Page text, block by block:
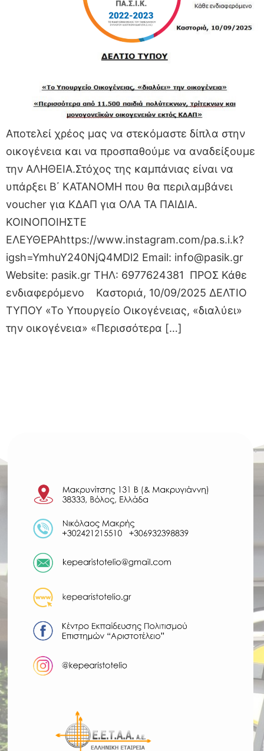
Αποτελεί χρέος μας να στεκόμαστε δίπλα στην
οικογένεια και να προσπαθούμε να αναδείξουμε
την ΑΛΗΘΕΙΑ.Στόχος της καμπάνιας είναι να
υπάρξει Β΄ ΚΑΤΑΝΟΜΗ που θα περιλαμβάνει
voucher για ΚΔΑΠ για ΟΛΑ ΤΑ ΠΑΙΔΙΑ.
ΚΟΙΝΟΠΟΙΗΣΤΕ
ΕΛΕΥΘΕΡΑhttps://www.instagram.com/pa.s.i.k?
igsh=YmhuY240NjQ4MDl2 Email: info@pasik.gr
Website: pasik.gr ΤΗΛ: 6977624381 ΠΡΟΣ Κάθε
ενδιαφερόμενο Καστοριά, 10/09/2025 ΔΕΛΤΙΟ
ΤΥΠΟΥ «Το Υπουργείο Οικογένειας, «διαλύει»
την οικογένεια» «Περισσότερα […]